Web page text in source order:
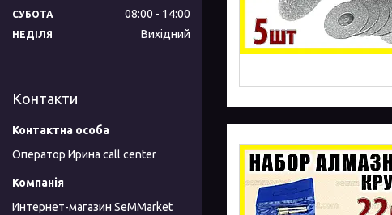
СУБОТА 08:00 14:00
НЕДІЛЯ Вихідний
Контакти
Оператор Ирина call center
Интернет-магазин SeMMarket